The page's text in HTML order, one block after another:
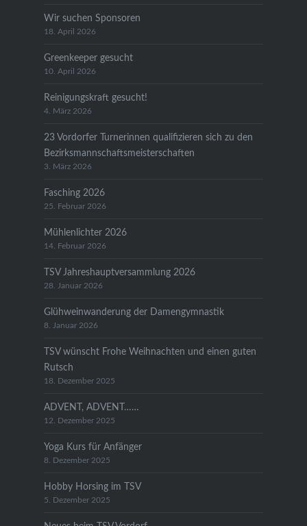
Wir suchen Sponsoren
18. April 2026
Greenkeeper gesucht
10. April 2026
Reinigungskraft gesucht!
4. März 2026
23 Vordorfer Turnerinnen qualifizieren sich zu den
Bezirksmannschaftsmeisterschaften
3. März 2026
Fasching 2026
25. Februar 2026
Mühlenlichter 2026
14. Februar 2026
TSV Jahreshauptversammlung 2026
28. Januar 2026
Glühweinwanderung der Damengymnastik
8. Januar 2026
TSV wünscht Frohe Weihnachten und einen guten
Rutsch
18. Dezember 2025
ADVENT, ADVENT……
12. Dezember 2025
Yoga Kurs für Anfänger
8. Dezember 2025
Hobby Horsing im TSV
5. Dezember 2025